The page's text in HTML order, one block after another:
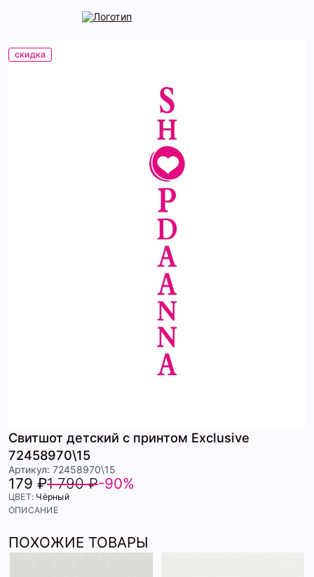
скидка
Свитшот детский с принтом Exclusive
72458970\15
Артикул: 72458970\15
179 ₽1 790 ₽-90%
ЦВЕТ: Чёрный
ОПИСАНИЕ
ПОХОЖИЕ ТОВАРЫ